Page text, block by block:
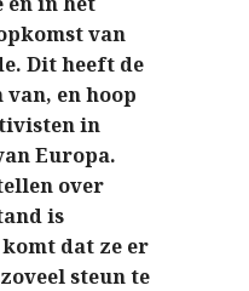
van
Dit heeft de
en hoop
in
Europa.
over
is
dat ze er
steun te